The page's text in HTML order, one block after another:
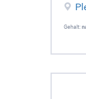
Gehalt: